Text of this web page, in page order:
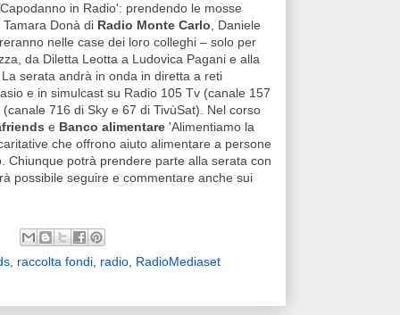
in Radio': prendendo le mosse
, Tamara Donà di Radio Monte Carlo , Daniele
nelle case dei loro colleghi – solo per
da Diletta Leotta a Ludovica Pagani e alla
serata andrà in onda in diretta a reti
e in simulcast su Radio 105 Tv (canale 157
716 di Sky e 67 di TivùSat). Nel corso
e Banco alimentare 'Alimentiamo la
che offrono aiuto alimentare a persone
Chiunque potrà prendere parte alla serata con
possibile seguire e commentare anche sui
raccolta fondi radio RadioMediaset